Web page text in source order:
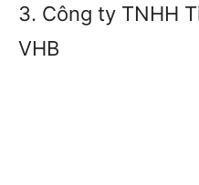
3. Công ty TNHH
VHB